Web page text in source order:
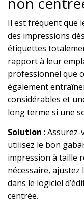
Il est fréquent que
des impressions
étiquettes
rapport à leur
professionnel que
également
considérables et
long terme si une
Solution : Assurez-
utilisez le bon
impression à taille
nécessaire,
dans le logiciel
centrée.